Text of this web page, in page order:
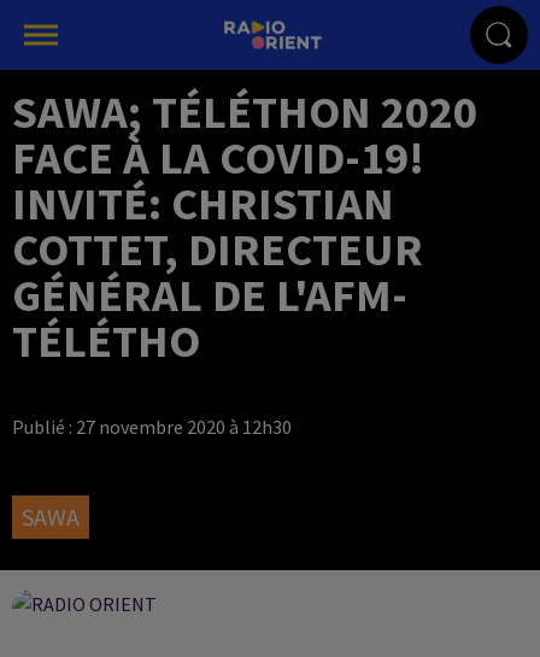
SAWA; TÉLÉTHON 2020
FACE À LA COVID-19!
INVITÉ: CHRISTIAN
COTTET, DIRECTEUR
GÉNÉRAL DE L'AFM-
TÉLÉTHO
Publié : 27 novembre 2020 à 12h30
SAWA